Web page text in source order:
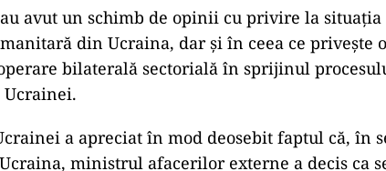
avut un schimb de opinii cu privire la situaţia
din Ucraina, dar şi în ceea ce priveşte
bilaterală sectorială în sprijinul
Ucrainei.
a apreciat în mod deosebit faptul că, în
ministrul afacerilor externe a decis ca